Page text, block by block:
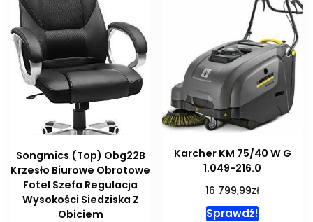
Songmics (Top) Obg22B
Krzesło Biurowe Obrotowe
Fotel Szefa Regulacja
Wysokości Siedziska Z
Obiciem
Karcher KM 75/40 W G
1.049-216.0
16 799,99zł
Sprawdź!